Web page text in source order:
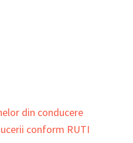
din conducere
conform RUTI